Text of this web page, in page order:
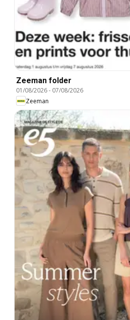
Zeeman folder
01/08/2026- 07/08/2026
Zeeman